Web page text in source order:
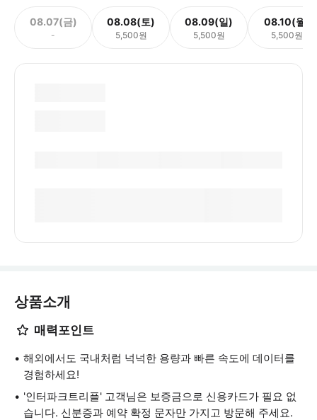
08.07(금)
-
08.08(토)
5,500원
08.09(일)
5,500원
08.10(월)
5,500원
상품소개
매력포인트
해외에서도 국내처럼 넉넉한 용량과 빠른 속도에 데이터를
경험하세요!
'인터파크트리플' 고객님은 보증금으로 신용카드가 필요 없
습니다. 신분증과 예약 확정 문자만 가지고 방문해 주세요.